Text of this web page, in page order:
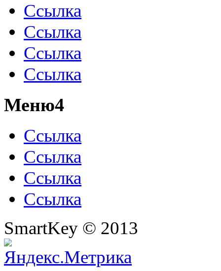
Ссылка
Ссылка
Ссылка
Ссылка
Меню4
Ссылка
Ссылка
Ссылка
Ссылка
SmartKey © 2013